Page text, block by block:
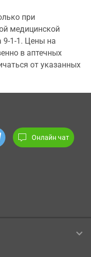
при
медицинской
9-1-1. Цены на
в аптечных
от указанных
Онлайн чат